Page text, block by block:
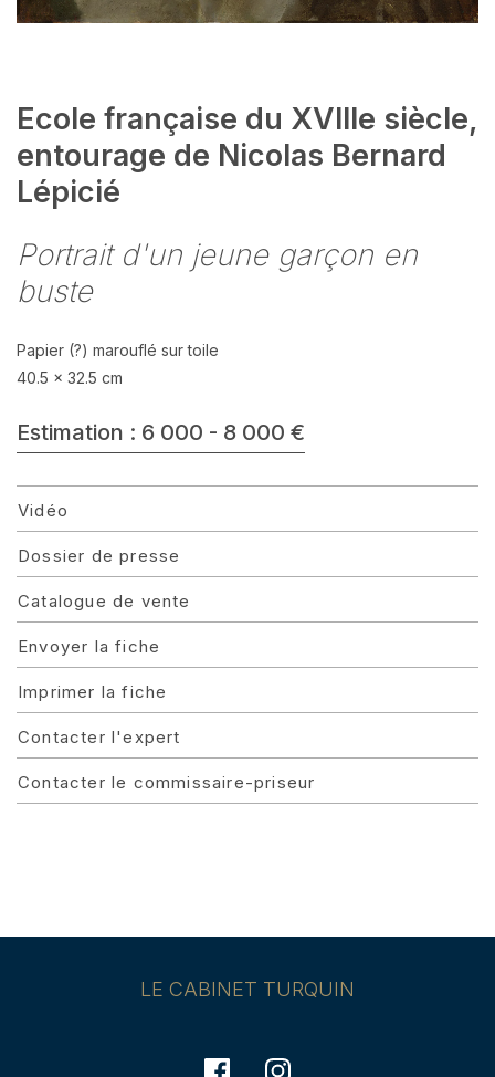
Ecole française du XVIIIe siècle,
entourage de Nicolas Bernard
Lépicié
Portrait d'un jeune garçon en
buste
Papier (?) marouflé sur toile
40.5 x 32.5 cm
Estimation : 6 000 - 8 000 €
Vidéo
Dossier de presse
Catalogue de vente
Envoyer la fiche
Imprimer la fiche
Contacter l'expert
Contacter le commissaire-priseur
LE CABINET TURQUIN